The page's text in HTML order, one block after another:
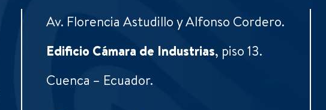
Av. Florencia Astudillo y Alfonso Cordero.
Edificio Cámara de Industrias, piso 13.
Cuenca – Ecuador.